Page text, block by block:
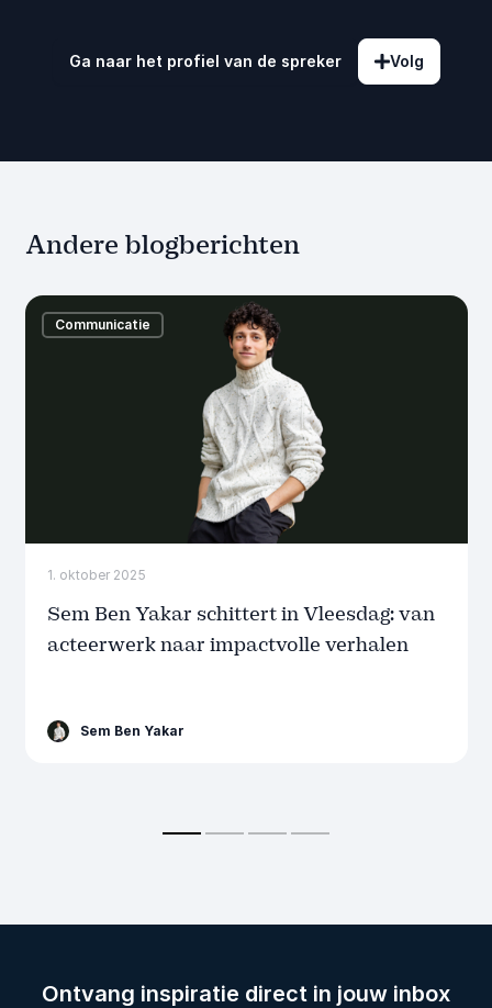
Ga naar het profiel van de spreker Volg
Andere blogberichten
1. oktober 2025
Sem Ben Yakar schittert in Vleesdag: van
acteerwerk naar impactvolle verhalen
Communicatie
Sem Ben Yakar
Ontvang inspiratie direct in jouw inbox